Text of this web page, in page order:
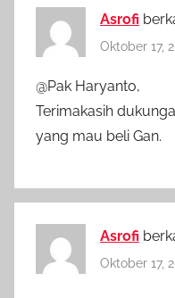
Asrofi
Oktober 17,
@Pak Haryanto,
Terimakasih
yang mau beli Gan.
Asrofi
Oktober 17,